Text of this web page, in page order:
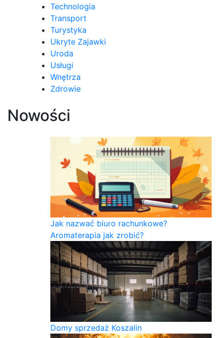
Technologia
Transport
Turystyka
Ukryte Zajawki
Uroda
Usługi
Wnętrza
Zdrowie
Nowości
Jak nazwać biuro rachunkowe?
Aromaterapia jak zrobić?
Domy sprzedaż Koszalin